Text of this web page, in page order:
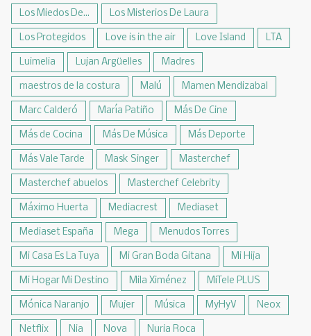
Los Miedos De... Los Misterios De Laura
Los Protegidos Love is in the air Love Island LTA
Luimelia Lujan Argüelles Madres
maestros de la costura Malú Mamen Mendizabal
Marc Calderó María Patiño Más De Cine
Más de Cocina Más De Música Más Deporte
Más Vale Tarde Mask Singer Masterchef
Masterchef abuelos Masterchef Celebrity
Máximo Huerta Mediacrest Mediaset
Mediaset España Mega Menudos Torres
Mi Casa Es La Tuya Mi Gran Boda Gitana Mi Hija
Mi Hogar Mi Destino Mila Ximénez MiTele PLUS
Mónica Naranjo Mujer Música MyHyV Neox
Netflix Nia Nova Nuria Roca